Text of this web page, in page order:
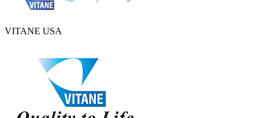
VITANE USA